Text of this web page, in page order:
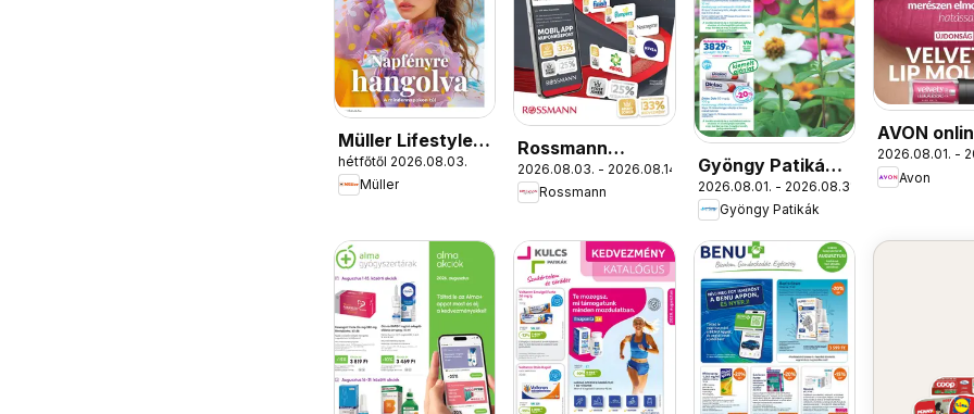
Müller Lifestyle
magazin
hétfőtől 2026.08.03.
Müller
Rossmann
Szórólap
2026.08.03. - 2026.08.14.
Rossmann
Gyöngy Patikák
akciós újság
2026.08.01. - 2026.08.31.
Gyöngy Patikák
AVON
katalógus
augusztusi
2026.08.01. -
Avon